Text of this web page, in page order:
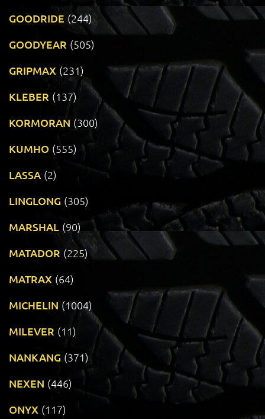
GOODRIDE (244)
GOODYEAR (505)
GRIPMAX (231)
KLEBER (137)
KORMORAN (300)
KUMHO (555)
LASSA (2)
LINGLONG (305)
MARSHAL (90)
MATADOR (225)
MATRAX (64)
MICHELIN (1004)
MILEVER (11)
NANKANG (371)
NEXEN (446)
ONYX (117)